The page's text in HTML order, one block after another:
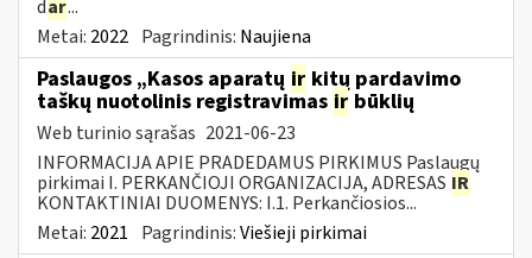
dar...
Metai: 2022 Pagrindinis: Naujiena
Paslaugos „Kasos aparatų ir kitų pardavimo
taškų nuotolinis registravimas ir būklių
Web turinio sąrašas 2021-06-23
INFORMACIJA APIE PRADEDAMUS PIRKIMUS Paslaugų
pirkimai I. PERKANČIOJI ORGANIZACIJA, ADRESAS IR
KONTAKTINIAI DUOMENYS: I.1. Perkančiosios...
Metai: 2021 Pagrindinis:Viešieji pirkimai